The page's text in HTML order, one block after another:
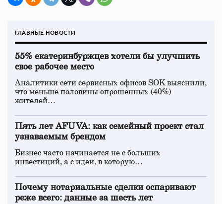
ГЛАВНЫЕ НОВОСТИ
55% екатеринбуржцев хотели бы улучшить
свое рабочее место
Аналитики сети сервисных офисов SOK выяснили,
что меньше половины опрошенных (40%)
жителей…
Пять лет AFUVA: как семейный проект стал
узнаваемым брендом
Бизнес часто начинается не с больших
инвестиций, а с идеи, в которую…
Почему нотариальные сделки оспаривают
реже всего: данные за шесть лет